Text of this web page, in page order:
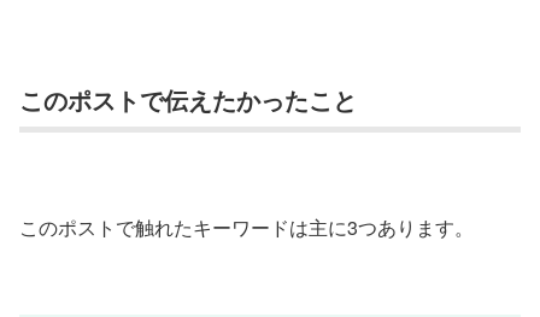
このポストで伝えたかったこと
このポストで触れたキーワードは主に3つあります。